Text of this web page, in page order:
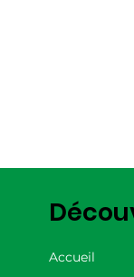
Accueil